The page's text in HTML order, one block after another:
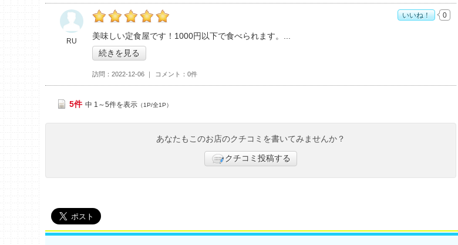
RUの「魚八>」おすすめ度：
美味しい定食屋です！1000円以下で食べられます。
続きを見る
訪問 2022-12-06 コメント 0件
RU
いいね！ 0
5件 中 1～5件を表示 （1P/全1P）
あなたもこのお店のクチコミを書いてみませんか？
クチコミ投稿する